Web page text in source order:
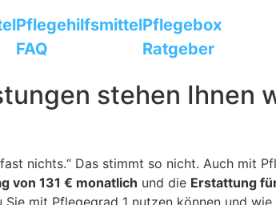
Pflegehilfsmittel
FAQ
Pflegebox
Ratgeber
stehen Ihnen
nichts.“ Das stimmt so nicht. Auch mit
von 131 € monatlich und die Erstattung
mit Pflegegrad 1 nutzen können und